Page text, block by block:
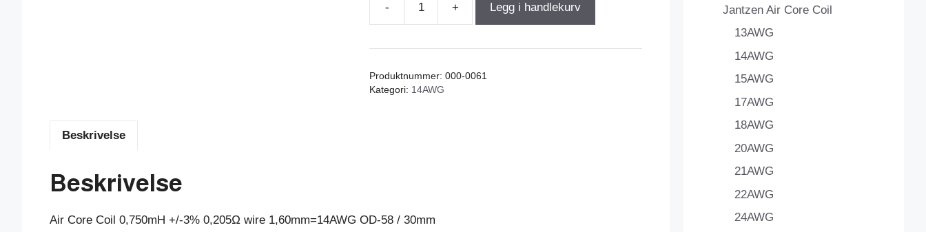
-
Coil
+/-3%
antall
+ Legg i handlekurv
Produktnummer:000-0061
Kategori: 14AWG
Beskrivelse
Beskrivelse
Air Core Coil 0,750mH +/-3% 0,205Ω wire 1,60mm=14AWG OD-58 / 30mm
Jantzen Air Core Coil
13AWG
14AWG
15AWG
17AWG
18AWG
20AWG
21AWG
22AWG
24AWG